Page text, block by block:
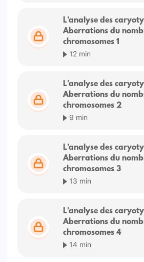
L’analyse des
Aberrations du
chromosomes 1
12 min
L’analyse des
Aberrations du
chromosomes 2
9 min
L’analyse des
Aberrations du
chromosomes 3
13 min
L’analyse des
Aberrations du
chromosomes 4
14 min